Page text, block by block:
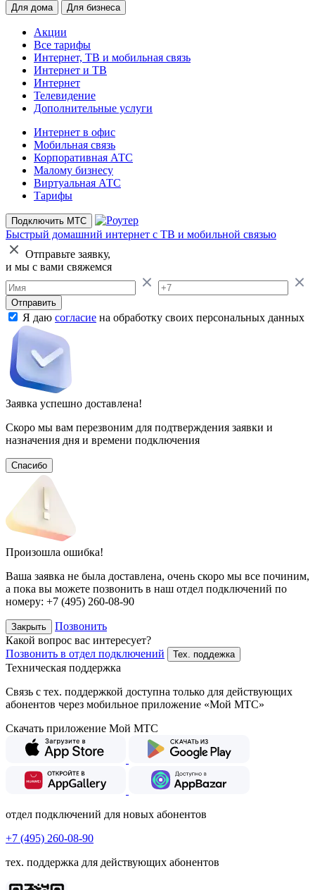
Для дома Для бизнеса
Акции
Все тарифы
Интернет, ТВ и мобильная связь
Интернет и ТВ
Интернет
Телевидение
Дополнительные услуги
Интернет в офис
Мобильная связь
Корпоративная АТС
Малому бизнесу
Виртуальная АТС
Тарифы
Подключить МТС
Быстрый домашний интернет с ТВ и мобильной связью
Отправьте заявку,
и мы с вами свяжемся
Отправить
Я даю согласие на обработку своих персональных данных
Заявка успешно доставлена!
Скоро мы вам перезвоним для подтверждения заявки и
назначения дня и времени подключения
Спасибо
Произошла ошибка!
Ваша заявка не была доставлена, очень скоро мы все починим,
а пока вы можете позвонить в наш отдел подключений по
номеру: +7 (495) 260-08-90
Закрыть
Позвонить
Какой вопрос вас интересует?
Позвонить в отдел подключений
Тех. поддежка
Техническая поддержка
Связь с тех. поддержкой доступна только для действующих
абонентов через мобильное приложение «Мой МТС»
Скачать приложение Мой МТС
отдел подключений для новых абонентов
+7 (495) 260-08-90
тех. поддержка для действующих абонентов